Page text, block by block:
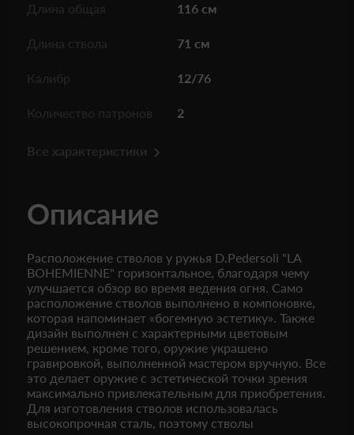
Длина общая 116 см
Длина ствола 71 см
Калибр 12/76
Количество патронов 2
Все характеристики
Описание
Расположение стволов у ружья D.Pedersoli "LA
BOHEMIENNE" горизонтальное, благодаря чему
улучшается обзор во время ведения огня. Само
расположение стволов выполнено в компоновке,
которая напоминает «богемную эстетику». Также
дизайн выполнен с характерными цветовым
решением, кроме того, оружие украшено
гравировкой, выполненной мастером вручную. Все
это делает оружие с эстетической точки зрения
максимально привлекательным для приобретения.
Для изготовления стволов использовалась
высокопрочная сталь, поэтому стволы